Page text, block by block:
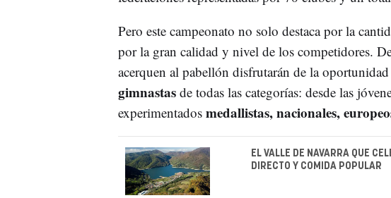
Pero este campeonato no solo destaca por la
por la gran calidad y nivel de los competidores.
acerquen al pabellón disfrutarán de la
gimnastasde todas las categorías: desde las
experimentados medallistas, nacionales,
EL VALLE DE NAVARRA QUE
DIRECTO Y COMIDA POPULAR